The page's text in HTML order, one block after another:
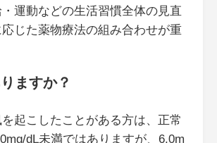
運動などの生活習慣全体の見直
じた薬物療法の組み合わせが重
ますか？
起こしたことがある方は、正常
dL未満ではありますが、6.0m